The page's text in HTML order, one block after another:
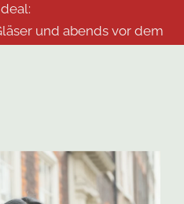
und abends vor dem